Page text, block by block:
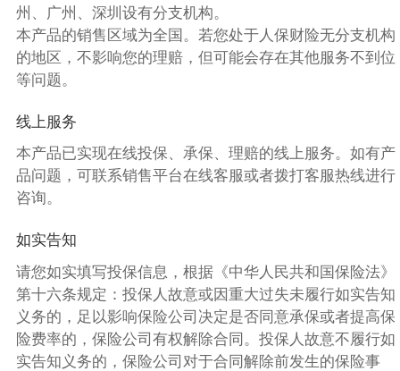
州、广州、深圳设有分支机构。
本产品的销售区域为全国。若您处于人保财险无分支机构
的地区，不影响您的理赔，但可能会存在其他服务不到位
等问题。
线上服务
本产品已实现在线投保、承保、理赔的线上服务。如有产
品问题，可联系销售平台在线客服或者拨打客服热线进行
咨询。
如实告知
请您如实填写投保信息，根据《中华人民共和国保险法》
第十六条规定：投保人故意或因重大过失未履行如实告知
义务的，足以影响保险公司决定是否同意承保或者提高保
险费率的，保险公司有权解除合同。投保人故意不履行如
实告知义务的，保险公司对于合同解除前发生的保险事